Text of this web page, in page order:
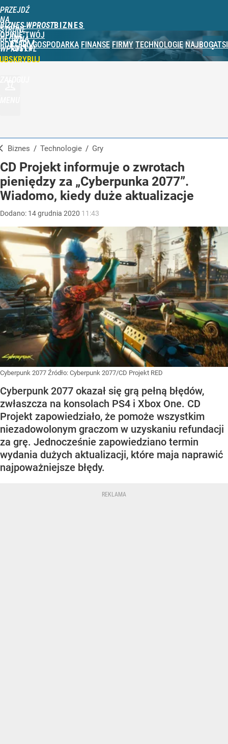
PRZEJDŹ
NA
STRONĘ
GŁÓWNĄ
WPROST.PL
BIZNES WPROST
OPINIE TWÓJ
PORTFEL GOSPODARKA FINANSE FIRMY TECHNOLOGIE NAJBOGATSI
GRY
Biznes / Technologie / Gry
CD Projekt informuje o zwrotach
pieniędzy za „Cyberpunka 2077”.
Wiadomo, kiedy duże aktualizacje
Dodano: 14grudnia 2020 11:43
Cyberpunk 2077 Źródło: Cyberpunk 2077/CD Projekt RED
Cyberpunk 2077 okazał się grą pełną błędów,
zwłaszcza na konsolach PS4 i Xbox One. CD
Projekt zapowiedziało, że pomoże wszystkim
niezadowolonym graczom w uzyskaniu refundacji
za grę. Jednocześnie zapowiedziano termin
wydania dużych aktualizacji, które maja naprawić
najpoważniejsze błędy.